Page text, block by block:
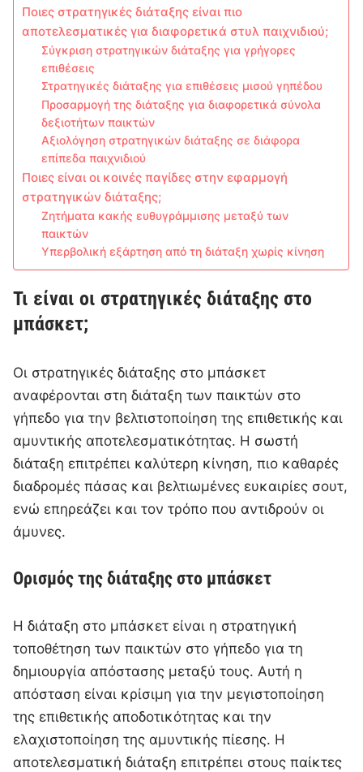
Ποιες στρατηγικές διάταξης είναι πιο
αποτελεσματικές για διαφορετικά στυλ παιχνιδιού;
Σύγκριση στρατηγικών διάταξης για γρήγορες
επιθέσεις
Στρατηγικές διάταξης για επιθέσεις μισού γηπέδου
Προσαρμογή της διάταξης για διαφορετικά σύνολα
δεξιοτήτων παικτών
Αξιολόγηση στρατηγικών διάταξης σε διάφορα
επίπεδα παιχνιδιού
Ποιες είναι οι κοινές παγίδες στην εφαρμογή
στρατηγικών διάταξης;
Ζητήματα κακής ευθυγράμμισης μεταξύ των
παικτών
Υπερβολική εξάρτηση από τη διάταξη χωρίς κίνηση
Τι είναι οι στρατηγικές διάταξης στο
μπάσκετ;
Οι στρατηγικές διάταξης στο μπάσκετ
αναφέρονται στη διάταξη των παικτών στο
γήπεδο για την βελτιστοποίηση της επιθετικής και
αμυντικής αποτελεσματικότητας. Η σωστή
διάταξη επιτρέπει καλύτερη κίνηση, πιο καθαρές
διαδρομές πάσας και βελτιωμένες ευκαιρίες σουτ,
ενώ επηρεάζει και τον τρόπο που αντιδρούν οι
άμυνες.
Ορισμός της διάταξης στο μπάσκετ
Η διάταξη στο μπάσκετ είναι η στρατηγική
τοποθέτηση των παικτών στο γήπεδο για τη
δημιουργία απόστασης μεταξύ τους. Αυτή η
απόσταση είναι κρίσιμη για την μεγιστοποίηση
της επιθετικής αποδοτικότητας και την
ελαχιστοποίηση της αμυντικής πίεσης. Η
αποτελεσματική διάταξη επιτρέπει στους παίκτες